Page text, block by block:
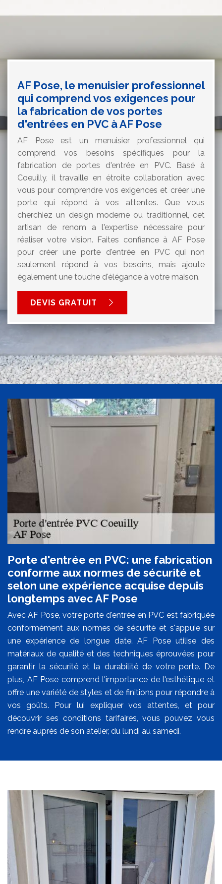
AF Pose, le menuisier professionnel
qui comprend vos exigences pour
la fabrication de vos portes
d'entrées en PVC à AF Pose
AF Pose est un menuisier professionnel qui
comprend vos besoins spécifiques pour la
fabrication de portes d'entrée en PVC. Basé à
Coeuilly, il travaille en étroite collaboration avec
vous pour comprendre vos exigences et créer une
porte qui répond à vos attentes. Que vous
cherchiez un design moderne ou traditionnel, cet
artisan de renom a l'expertise nécessaire pour
réaliser votre vision. Faites confiance à AF Pose
pour créer une porte d'entrée en PVC qui non
seulement répond à vos besoins, mais ajoute
également une touche d'élégance à votre maison.
DEVIS GRATUIT
Porte d'entrée en PVC: une fabrication
conforme aux normes de sécurité et
selon une expérience acquise depuis
longtemps avec AF Pose
Avec AF Pose, votre porte d'entrée en PVC est fabriquée
conformément aux normes de sécurité et s'appuie sur
une expérience de longue date. AF Pose utilise des
matériaux de qualité et des techniques éprouvées pour
garantir la sécurité et la durabilité de votre porte. De
plus, AF Pose comprend l'importance de l'esthétique et
offre une variété de styles et de finitions pour répondre à
vos goûts. Pour lui expliquer vos attentes, et pour
découvrir ses conditions tarifaires, vous pouvez vous
rendre auprès de son atelier, du lundi au samedi.